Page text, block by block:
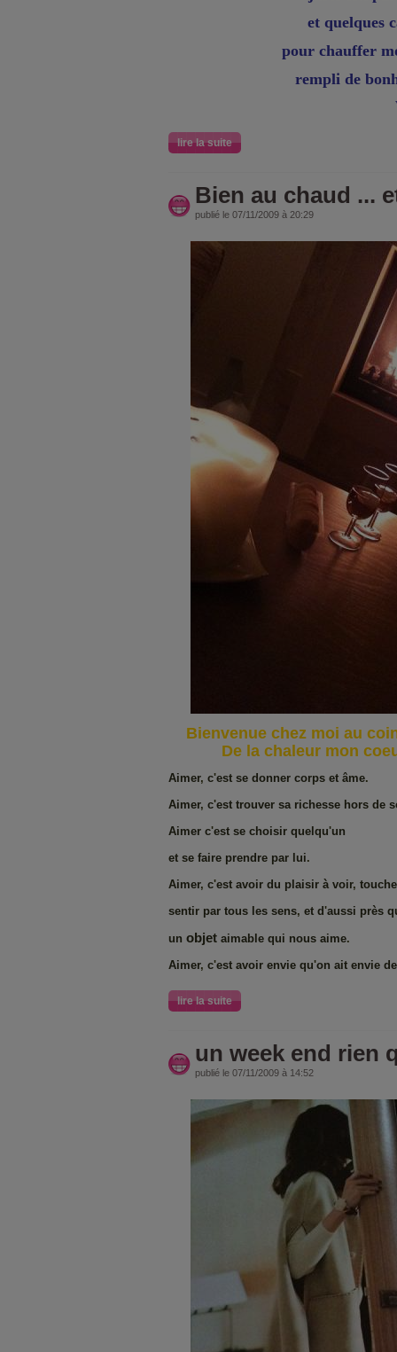
et quelques
pour chauffer
rempli de
lire la suite
Bien au chaud ...
publié le 07/11/2009 à 20:29
Bienvenue chez moi au
De la chaleur mon
Aimer, c'est se donner corps et âme.
Aimer, c'est trouver sa richesse hors de
Aimer c'est se choisir quelqu'un
et se faire prendre par lui.
Aimer, c'est avoir du plaisir à voir,
sentir par tous les sens, et d'aussi près
un objet aimable qui nous aime.
Aimer, c'est avoir envie qu'on ait envie de
lire la suite
un week end rien
publié le 07/11/2009 à 14:52